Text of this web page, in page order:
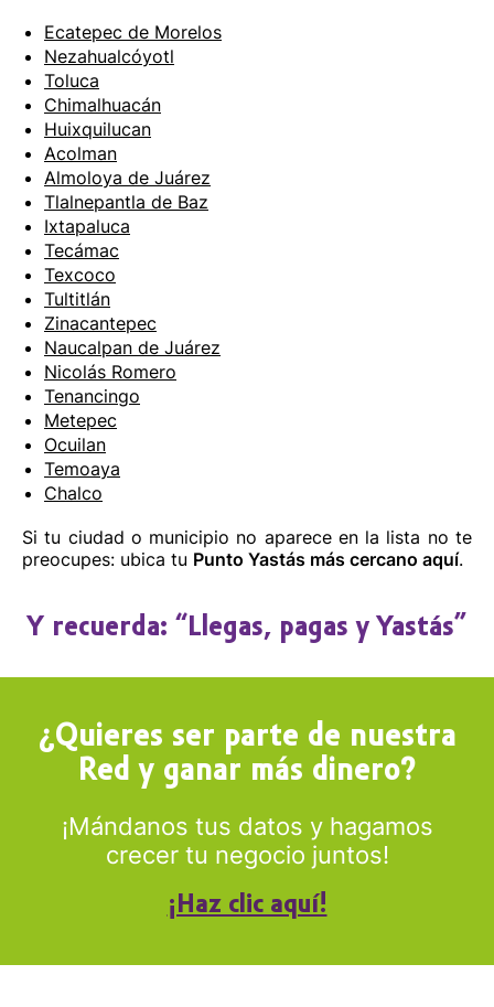
Ecatepec de Morelos
Nezahualcóyotl
Toluca
Chimalhuacán
Huixquilucan
Acolman
Almoloya de Juárez
Tlalnepantla de Baz
Ixtapaluca
Tecámac
Texcoco
Tultitlán
Zinacantepec
Naucalpan de Juárez
Nicolás Romero
Tenancingo
Metepec
Ocuilan
Temoaya
Chalco
Si tu ciudad o municipio no aparece en la lista no te
preocupes: ubica tu Punto Yastás más cercano aquí.
Y recuerda: “Llegas, pagas y Yastás”
¿Quieres ser parte de nuestra
Red y ganar más dinero?
¡Mándanos tus datos y hagamos
crecer tu negocio juntos!
¡Haz clic aquí!